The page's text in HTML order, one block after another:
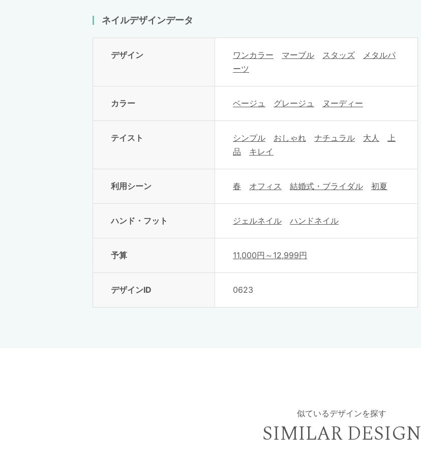
ネイルデザインデータ
デザイン ワンカラー マーブル スタッズ
メタルパ
ーツ
カラー ベージュ グレージュ ヌーディー
テイスト シンプル おしゃれ ナチュラル 大人
上
品
キレイ
利用シーン 春 オフィス 結婚式・ブライダル 初夏
ハンド・フット ジェルネイル ハンドネイル
予算 11,000円～12,999円
デザインID 0623
似ているデザインを探す
SIMILAR DESIGN